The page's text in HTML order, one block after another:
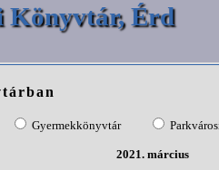
Könyvtár, Érd
Gyermekkönyvtár
2021. március